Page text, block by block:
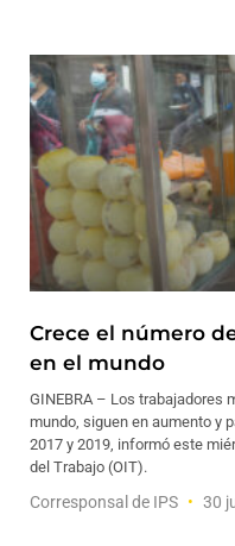
Crece el número
en el mundo
GINEBRA – Los trabajadores
mundo, siguen en aumento y
2017 y 2019, informó este
del Trabajo (OIT).
Corresponsal de IPS 30